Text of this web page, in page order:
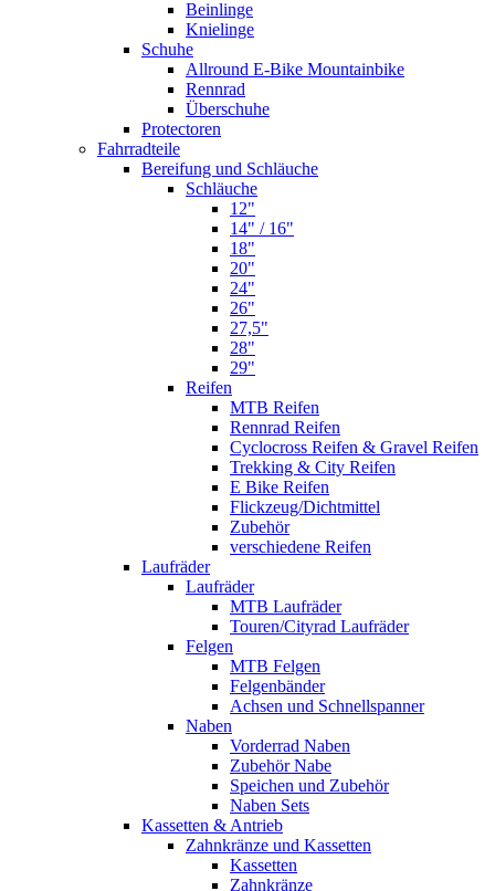
Beinlinge
Knielinge
Schuhe
Allround E-Bike Mountainbike
Rennrad
Überschuhe
Protectoren
Fahrradteile
Bereifung und Schläuche
Schläuche
12"
14" / 16"
18"
20"
24"
26"
27,5"
28"
29"
Reifen
MTB Reifen
Rennrad Reifen
Cyclocross Reifen & Gravel Reifen
Trekking & City Reifen
E Bike Reifen
Flickzeug/Dichtmittel
Zubehör
verschiedene Reifen
Laufräder
Laufräder
MTB Laufräder
Touren/Cityrad Laufräder
Felgen
MTB Felgen
Felgenbänder
Achsen und Schnellspanner
Naben
Vorderrad Naben
Zubehör Nabe
Speichen und Zubehör
Naben Sets
Kassetten & Antrieb
Zahnkränze und Kassetten
Kassetten
Zahnkränze